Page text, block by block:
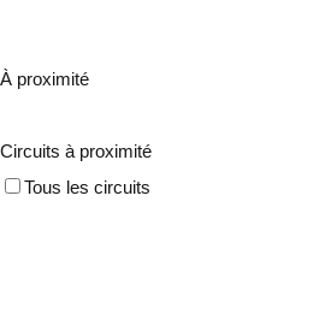
À proximité
Circuits à proximité
Tous les circuits